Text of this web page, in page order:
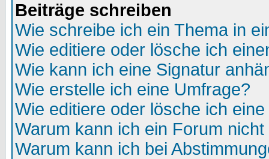
Beiträge schreiben
Wie schreibe ich ein Thema in
Wie editiere oder lösche ich
Wie kann ich eine Signatur
Wie erstelle ich eine Umfrage?
Wie editiere oder lösche ich
Warum kann ich ein Forum
Warum kann ich bei